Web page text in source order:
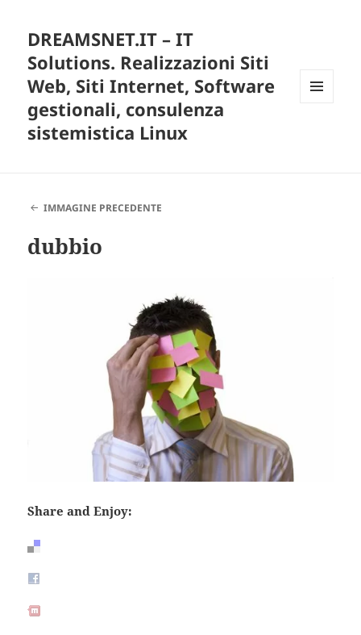
DREAMSNET.IT – IT
Solutions. Realizzazioni Siti
Web, Siti Internet, Software
gestionali, consulenza
sistemistica Linux
IMMAGINE PRECEDENTE
dubbio
Share and Enjoy: